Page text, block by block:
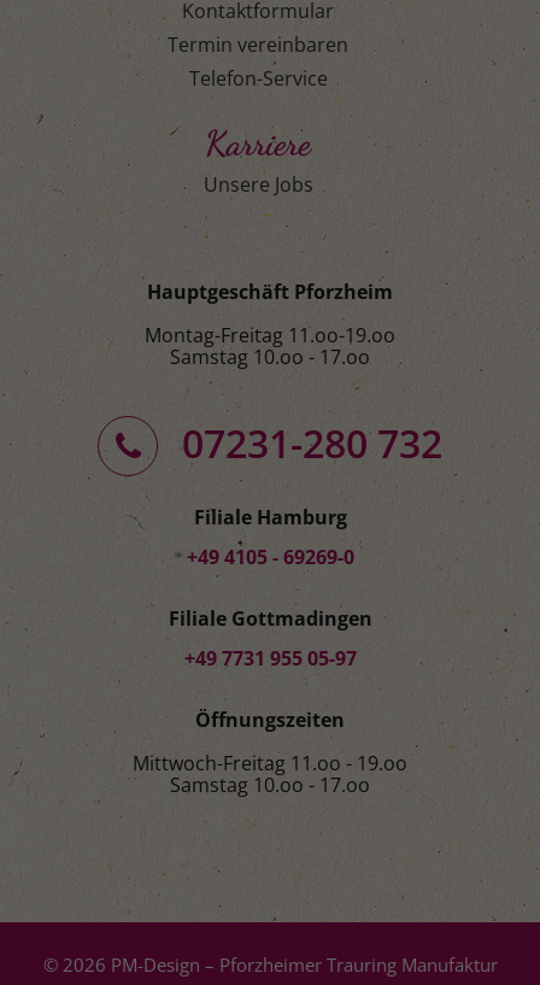
Kontaktformular
Termin vereinbaren
Telefon-Service
Karriere
Unsere Jobs
Hauptgeschäft Pforzheim
Montag-Freitag 11.oo-19.oo
Samstag 10.oo - 17.oo
07231-280 732
Filiale Hamburg
+49 4105 - 69269-0
Filiale Gottmadingen
+49 7731 955 05-97
Öffnungszeiten
Mittwoch-Freitag 11.oo - 19.oo
Samstag 10.oo - 17.oo
© 2026 PM-Design – Pforzheimer Trauring Manufaktur